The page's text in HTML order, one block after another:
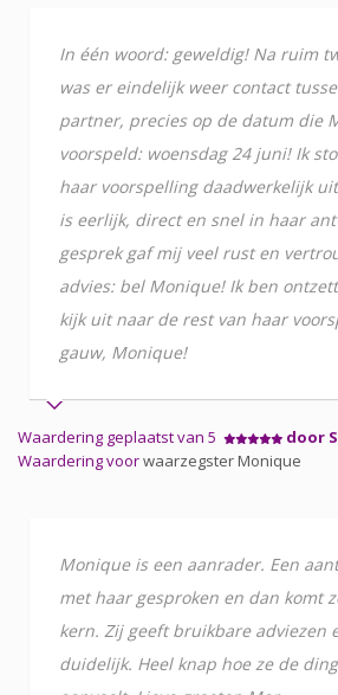
In één woord: geweldig! Na ruim
was er eindelijk weer contact
partner, precies op de datum die
voorspeld: woensdag 24 juni! Ik
haar voorspelling daadwerkelijk
is eerlijk, direct en snel in haar
gesprek gaf mij veel rust en
advies: bel Monique! Ik ben
kijk uit naar de rest van haar
gauw, Monique!
Waardering geplaatst van 5
door
Waardering voorwaarzegster Monique
Monique is een aanrader. Een
met haar gesproken en dan komt
kern. Zij geeft bruikbare adviezen
duidelijk. Heel knap hoe ze de